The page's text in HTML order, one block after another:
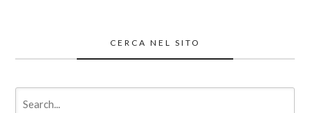
CERCA NEL SITO